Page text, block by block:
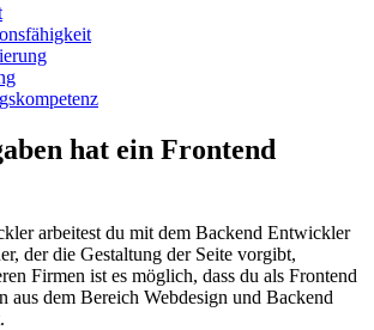
hat ein Frontend
arbeitest du mit dem Backend Entwickler
der die Gestaltung der Seite vorgibt,
Firmen ist es möglich, dass du als Frontend
aus dem Bereich Webdesign und Backend